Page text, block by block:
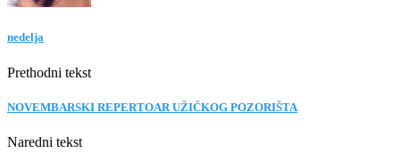
nedelja
Prethodni tekst
NOVEMBARSKI REPERTOAR UŽIČKOG POZORIŠTA
Naredni tekst